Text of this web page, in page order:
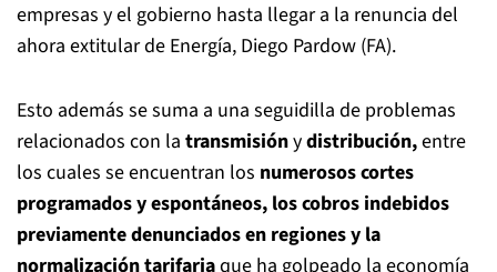
empresas y el gobierno hasta llegar a la renuncia del
ahora extitular de Energía, Diego Pardow (FA).
Esto además se suma a una seguidilla de problemas
relacionados con la transmisiónydistribución,entre
los cuales se encuentran los numerosos cortes
programados y espontáneos, los cobros indebidos
previamente denunciados en regiones y la
normalización tarifariaque ha golpeado la economía